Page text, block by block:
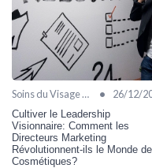
Soins du Visage Bio • 26/12/
Cultiver le Leadership
Visionnaire: Comment les
Directeurs Marketing
Révolutionnent-ils le Monde
Cosmétiques?